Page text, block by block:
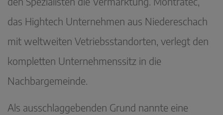
das Hightech Unternehmen aus Niedereschach
mit weltweiten Vetriebsstandorten, verlegt den
kompletten Unternehmenssitz in die
Nachbargemeinde.
Als ausschlaggebenden Grund nannte eine